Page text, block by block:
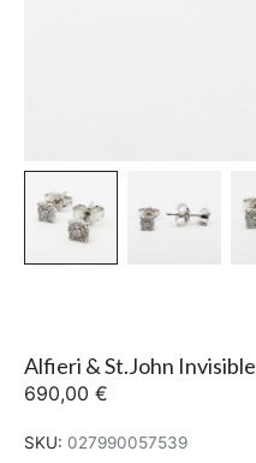
Alfieri & St.John Invisible
690,00 €
SKU: 027990057539